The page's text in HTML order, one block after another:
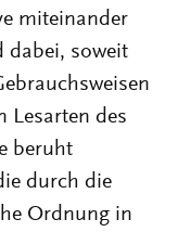
miteinander
dabei, soweit
Lesarten des
beruht
durch die
Ordnung in